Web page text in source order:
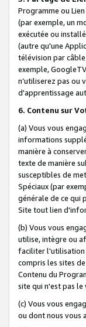
Programme ou
(par exemple, un
exécutée ou
(autre qu'une
télévision par
exemple,
n’utiliserez pas ou
d'apprentissage
6. Contenu sur
(a) Vous vous
informations
manière à
texte de manière
susceptibles de
Spéciaux (par
générale de ce qui
Site tout lien
(b) Vous vous
utilise, intègre ou
faciliter l'utilisation
compris les sites
Contenu du
site qui n'est pas le
(c) Vous vous
ou dont nous vous